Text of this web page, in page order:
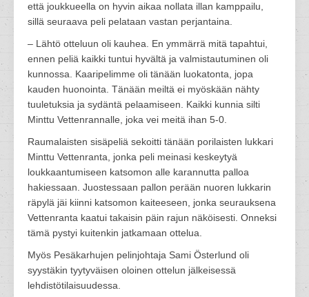
että joukkueella on hyvin aikaa nollata illan kamppailu,
sillä seuraava peli pelataan vastan perjantaina.
– Lähtö otteluun oli kauhea. En ymmärrä mitä tapahtui,
ennen peliä kaikki tuntui hyvältä ja valmistautuminen oli
kunnossa. Kaaripelimme oli tänään luokatonta, jopa
kauden huonointa. Tänään meiltä ei myöskään nähty
tuuletuksia ja sydäntä pelaamiseen. Kaikki kunnia silti
Minttu Vettenrannalle, joka vei meitä ihan 5-0.
Raumalaisten sisäpeliä sekoitti tänään porilaisten lukkari
Minttu Vettenranta, jonka peli meinasi keskeytyä
loukkaantumiseen katsomon alle karannutta palloa
hakiessaan. Juostessaan pallon perään nuoren lukkarin
räpylä jäi kiinni katsomon kaiteeseen, jonka seurauksena
Vettenranta kaatui takaisin päin rajun näköisesti. Onneksi
tämä pystyi kuitenkin jatkamaan ottelua.
Myös Pesäkarhujen pelinjohtaja Sami Österlund oli
syystäkin tyytyväisen oloinen ottelun jälkeisessä
lehdistötilaisuudessa.